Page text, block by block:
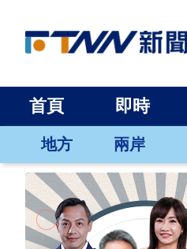
首頁 即時
地方 兩岸